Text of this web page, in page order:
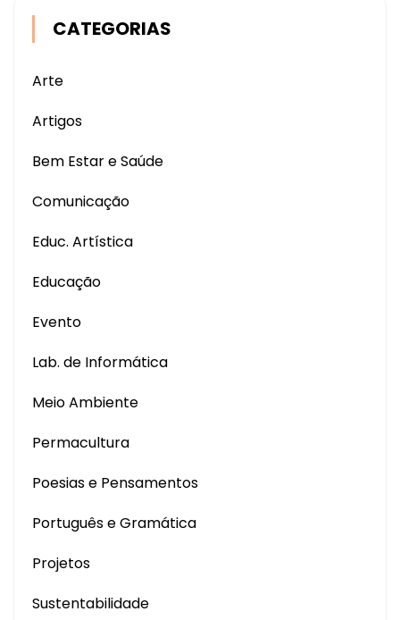
CATEGORIAS
Arte
Artigos
Bem Estar e Saúde
Comunicação
Educ. Artística
Educação
Evento
Lab. de Informática
Meio Ambiente
Permacultura
Poesias e Pensamentos
Português e Gramática
Projetos
Sustentabilidade